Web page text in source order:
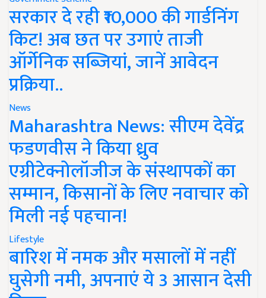
सरकार दे रही ₹10,000 की गार्डनिंग
किट! अब छत पर उगाएं ताजी
ऑर्गेनिक सब्जियां, जानें आवेदन
प्रक्रिया..
News
Maharashtra News: सीएम देवेंद्र
फडणवीस ने किया ध्रुव
एग्रीटेक्नोलॉजीज के संस्थापकों का
सम्मान, किसानों के लिए नवाचार को
मिली नई पहचान!
Lifestyle
बारिश में नमक और मसालों में नहीं
घुसेगी नमी, अपनाएं ये 3 आसान देसी